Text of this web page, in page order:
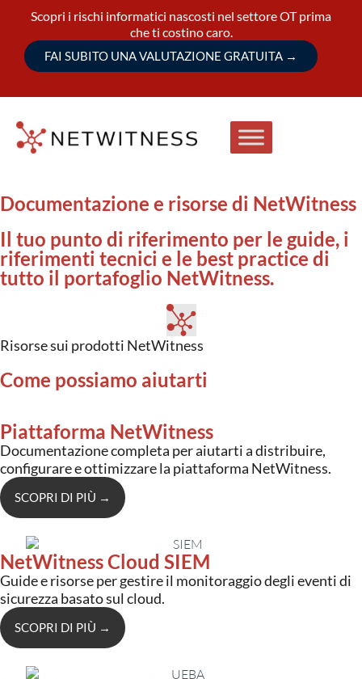
Scopri i rischi informatici nascosti nel settore OT prima
che ti costino caro.
FAI SUBITO UNA VALUTAZIONE GRATUITA →
Documentazione e risorse di NetWitness
Il tuo punto di riferimento per le guide, i
riferimenti tecnici e le best practice di
tutto il portafoglio NetWitness.
Risorse sui prodotti NetWitness
Come possiamo aiutarti
Piattaforma NetWitness
Documentazione completa per aiutarti a distribuire,
configurare e ottimizzare la piattaforma NetWitness.
SCOPRI DI PIÙ →
NetWitness Cloud SIEM
Guide e risorse per gestire il monitoraggio degli eventi di
sicurezza basato sul cloud.
SCOPRI DI PIÙ →